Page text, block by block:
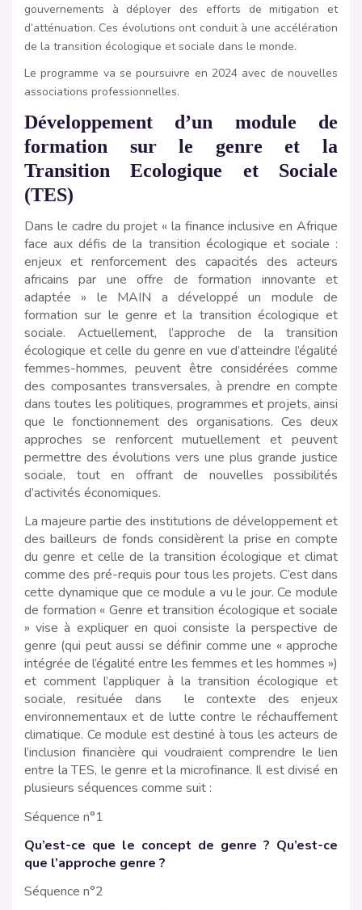
gouvernements à déployer des efforts de mitigation et
d’atténuation. Ces évolutions ont conduit à une accélération
de la transition écologique et sociale dans le monde.
Le programme va se poursuivre en 2024 avec de nouvelles
associations professionnelles.
Développement d’un module de
formation sur le genre et la
Transition Ecologique et Sociale
(TES)
Dans le cadre du projet « la finance inclusive en Afrique
face aux défis de la transition écologique et sociale :
enjeux et renforcement des capacités des acteurs
africains par une offre de formation innovante et
adaptée » le MAIN a développé un module de
formation sur le genre et la transition écologique et
sociale. Actuellement, l’approche de la transition
écologique et celle du genre en vue d’atteindre l’égalité
femmes-hommes, peuvent être considérées comme
des composantes transversales, à prendre en compte
dans toutes les politiques, programmes et projets, ainsi
que le fonctionnement des organisations. Ces deux
approches se renforcent mutuellement et peuvent
permettre des évolutions vers une plus grande justice
sociale, tout en offrant de nouvelles possibilités
d’activités économiques.
La majeure partie des institutions de développement et
des bailleurs de fonds considèrent la prise en compte
du genre et celle de la transition écologique et climat
comme des pré-requis pour tous les projets. C’est dans
cette dynamique que ce module a vu le jour. Ce module
de formation « Genre et transition écologique et sociale
» vise à expliquer en quoi consiste la perspective de
genre (qui peut aussi se définir comme une « approche
intégrée de l’égalité entre les femmes et les hommes »)
et comment l’appliquer à la transition écologique et
sociale, resituée dans le contexte des enjeux
environnementaux et de lutte contre le réchauffement
climatique. Ce module est destiné à tous les acteurs de
l’inclusion financière qui voudraient comprendre le lien
entre la TES, le genre et la microfinance. Il est divisé en
plusieurs séquences comme suit :
Séquence n°1
Qu’est-ce que le concept de genre ? Qu’est-ce
que l’approche genre ?
Séquence n°2